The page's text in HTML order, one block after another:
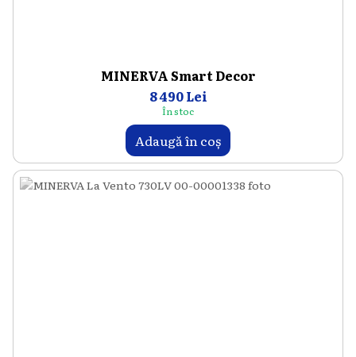
MINERVA Smart Decor
8 490 Lei
În stoc
Adaugă în coș